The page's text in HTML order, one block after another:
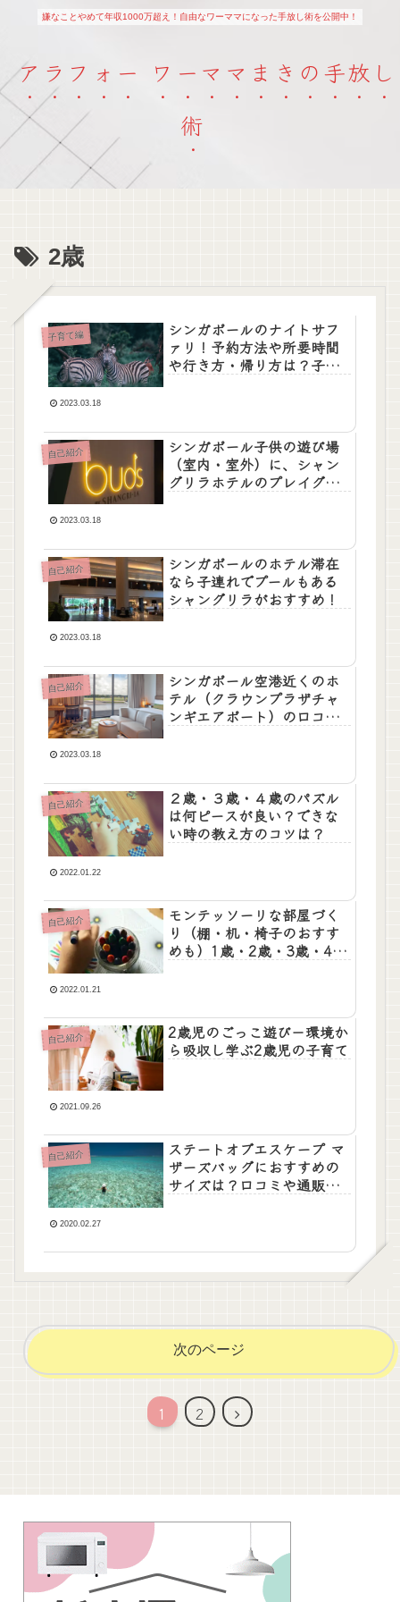
嫌なことやめて年収1000万超え！自由なワーママになった手放し術を公開中！
アラフォー ワーママまきの手放し
術
2歳
子育て編
シンガポールのナイトサフ
ァリ！予約方法や所要時間
や行き方・帰り方は？子連
2023.03.18
自己紹介
シンガポール子供の遊び場
（室内・室外）に、シャン
グリラホテルのプレイグラ
2023.03.18
自己紹介
シンガポールのホテル滞在
なら子連れでプールもある
シャングリラがおすすめ！
2023.03.18
自己紹介
シンガポール空港近くのホ
テル（クラウンプラザチャ
ンギエアポート）の口コ
2023.03.18
自己紹介
２歳・３歳・４歳のパズル
は何ピースが良い？できな
い時の教え方のコツは？
2022.01.22
自己紹介
モンテッソーリな部屋づく
り（棚・机・椅子のおすす
めも）1歳・2歳・3歳・4歳
2022.01.21
自己紹介
2歳児のごっこ遊び－環境か
ら吸収し学ぶ2歳児の子育て
2021.09.26
自己紹介
ステートオブエスケープ マ
ザーズバッグにおすすめの
サイズは？口コミや通販方
2020.02.27
次のページ
1 2
次